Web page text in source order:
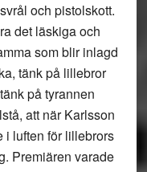
och pistolskott.
det läskiga och
som blir inlagd
tänk på lillebror
på tyrannen
att när Karlsson
i luften för lillebrors
Premiären varade